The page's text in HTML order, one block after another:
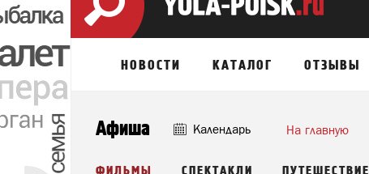
НОВОСТИ КАТАЛОГ ОТЗЫВЫ
Афиша Календарь На главную